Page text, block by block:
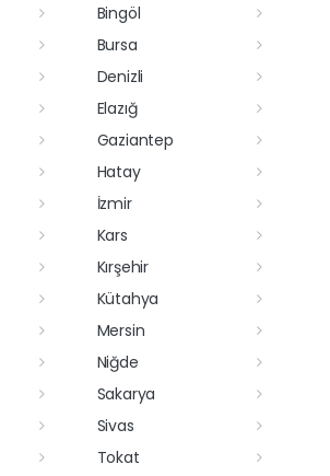
Bingöl
Bursa
Denizli
Elazığ
Gaziantep
Hatay
İzmir
Kars
Kırşehir
Kütahya
Mersin
Niğde
Sakarya
Sivas
Tokat